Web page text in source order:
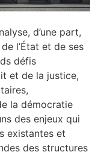
d’une part,
l’État et de ses
défis
et de la justice,
la démocratie
des enjeux qui
existantes et
des structures